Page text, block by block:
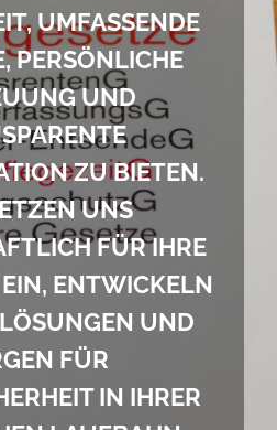
Kontakt
Blog
UMFASSENDE
PERSÖNLICHE
UND
ZU BIETEN.
UNS
FÜR IHRE
ENTWICKELN
UND
FÜR
IN IHRER